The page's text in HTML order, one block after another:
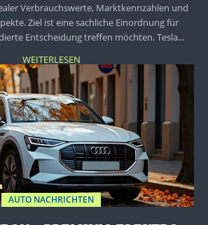
Verbrauchswerte, Marktkennzahlen und
Ziel ist eine sachliche Einordnung für
Entscheidung treffen möchten. Tesla...
WEITERLESEN
AUTO NACHRICHTEN